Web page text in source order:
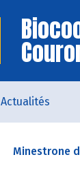
Actualités
Minestrone